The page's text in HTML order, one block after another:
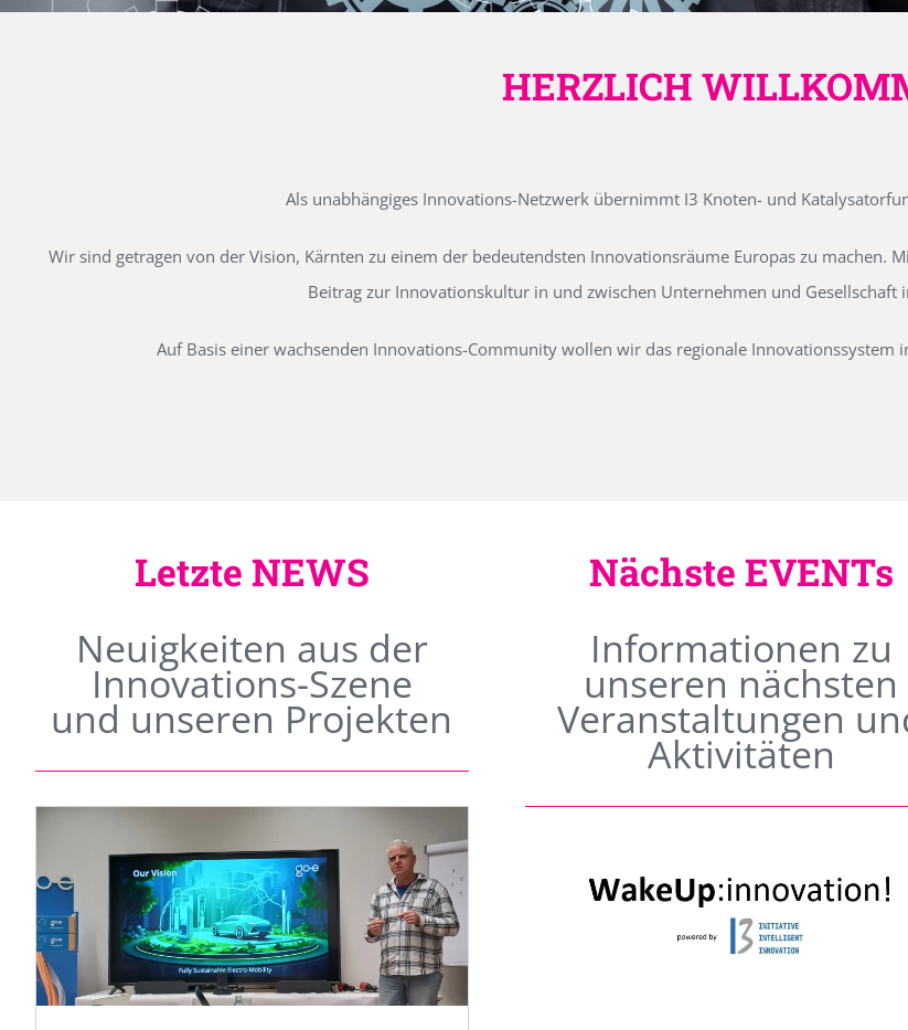
HERZLICH
Als unabhängiges Innovations-Netzwerk übernimmt I3 Knoten- und
Wir sind getragen von der Vision, Kärnten zu einem der bedeutendsten Innovationsräume Europas zu machen.
Beitrag zur Innovationskultur in und zwischen Unternehmen und Gesellschaft
Auf Basis einer wachsenden Innovations-Community wollen wir das regionale
Letzte NEWS
Neuigkeiten aus der
Innovations-Szene
und unseren Projekten
Nächste EVENTs
Informationen zu
unseren nächsten
Veranstaltungen
Aktivitäten